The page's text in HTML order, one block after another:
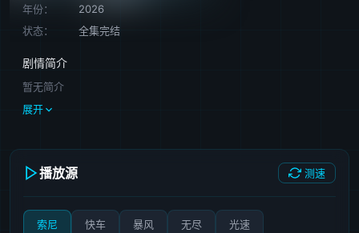
年份：
2026
状态：
全集完结
剧情简介
暂无简介
展开
播放源 测速
索尼 快车 暴风 无尽 光速